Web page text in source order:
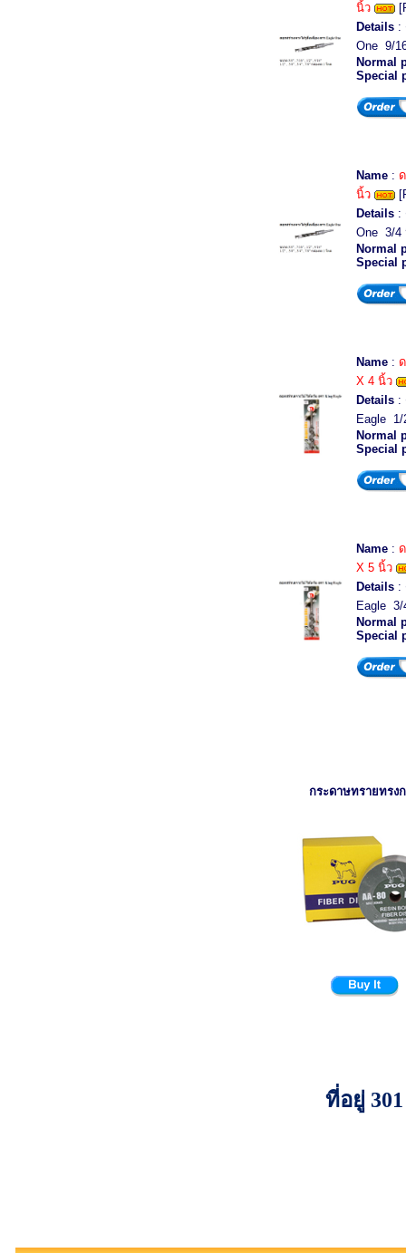
นิ้ว
Details :
One 9/
Normal
Special
Name :
นิ้ว
Details :
One 3/4
Normal
Special
Name :
X 4 นิ้ว
Details :
Eagle
Normal
Special
Name :
X 5 นิ้ว
Details :
Eagle
Normal
Special
กระดาษทรายทรง
ที่อยู่